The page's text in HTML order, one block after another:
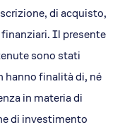
di acquisto,
Il presente
sono stati
hanno finalità di, né
in materia di
di investimento